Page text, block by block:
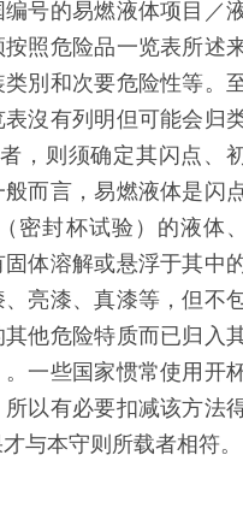
号的易燃液体项目／
照危险品一览表所述
別和次要危险性等。
沒有列明但可能会归
，则须确定其闪点、
而言，易燃液体是闪
密封杯试验）的液体
体溶解或悬浮于其中
亮漆、真漆等，但不
他危险特质而已归入
一些国家惯常使用开
以有必要扣减该方法
与本守则所载者相符。